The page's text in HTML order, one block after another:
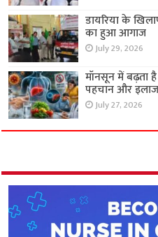
डायरिया के
का हुआ आगाज
July 29, 2026
मॉनसून में बढ़ता
पहचान और
July 27, 2026